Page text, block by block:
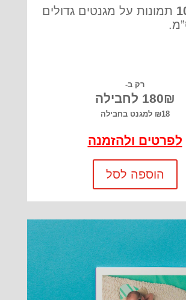
תמונות על מגנטים גדולים
רק ב-
180₪ לחבילה
₪18 למגנט בחבילה
לפרטים ולהזמנה
הוספה לסל